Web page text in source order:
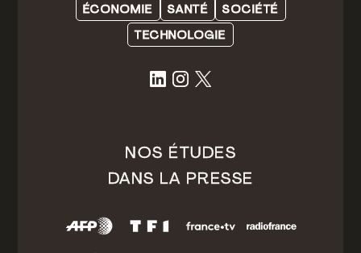
ÉCONOMIE SANTÉ
SOCIÉTÉ
TECHNOLOGIE
NOS ÉTUDES
DANS LA PRESSE